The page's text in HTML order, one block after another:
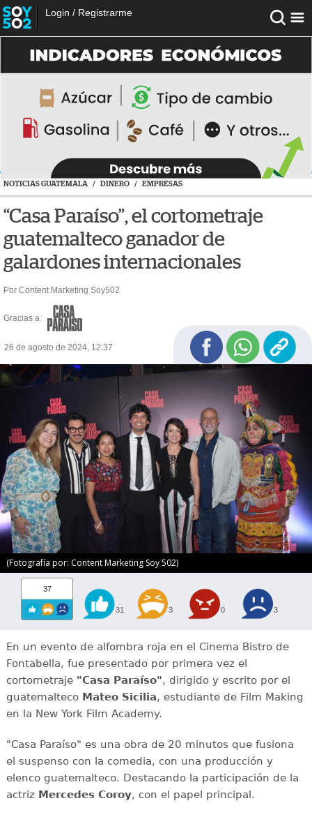
Login / Registrarme
NOTICIAS GUATEMALA / DINERO / EMPRESAS
“Casa Paraíso”, el cortometraje
guatemalteco ganador de
galardones internacionales
Por Content Marketing Soy502
Gracias a:
26 de agosto de 2024, 12:37
(Fotografía por: Content Marketing Soy 502)
37
31 3 0 3
En un evento de alfombra roja en el Cinema Bistro de
Fontabella, fue presentado por primera vez el
cortometraje "Casa Paraíso", dirigido y escrito por el
guatemalteco Mateo Sicilia, estudiante de Film Making
en la New York Film Academy.
"Casa Paraíso" es una obra de 20 minutos que fusiona
el suspenso con la comedia, con una producción y
elenco guatemalteco. Destacando la participación de la
actriz Mercedes Coroy, con el papel principal.